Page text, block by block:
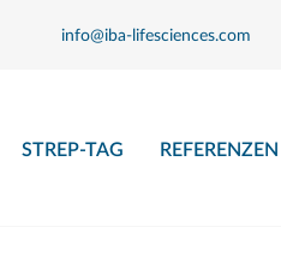
info@iba-lifesciences.com
STREP-TAG REFERENZEN